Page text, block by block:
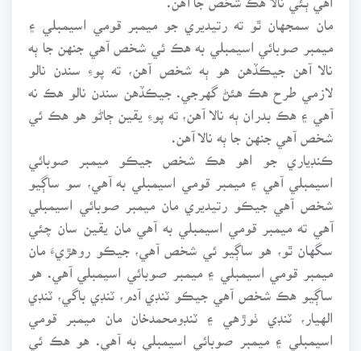
مان سمجهان ٿو ته رتيديري جو ميمبر قومي اسيمبلي ۽
ميمبر صوبائي اسيمبلي به هڪ ئي شخص آهي جنهن جا ٻه
نالا آهن جيڪڏهن هو ٻه شخص آهن، ته پوءِ سندن نالو
لازمي طرح هڪ هئڻ گهرجي. جيڪڏهن سندن نالو هڪ نه
آهي ۽ هڪ بدران ٻه نالا آهن، ته پوءِ يقين ڄاڻو هو هڪ ئي
شخص آهي جنهن جا ٻه نالا آهن.
ڪنڊياري جو اهو هڪ شخص جيڪو ميمبر صوبائي
اسيمبلي آهي ۽ ميمبر قومي اسيمبلي به آهي، سو ساڳيو
شخص آهي جيڪو رتيديري مان ميمبر صوبائي اسيمبلي
آهي ته ميمبر قومي اسيمبلي به آهي مان يقين سان چئي
سگهان ٿو، هو ساڳيو ئي شخص آهي، جيڪو روهڙيءَ مان
ميمبر قومي اسيمبلي ۽ ميمبر صوبائي اسيمبلي آهي. هو
ساڳيو هڪ شخص آهي جيڪو ٽنڊي آدم، ٽنڊي باگي، ٽنڊي
الهيار، ٽنڊي ٺوڙهي ۽ ٽنڊومحمدخان مان ميمبر قومي
اسيمبلي ۽ ميمبر صوبائي اسيمبلي به آهي. هو هڪ ئي